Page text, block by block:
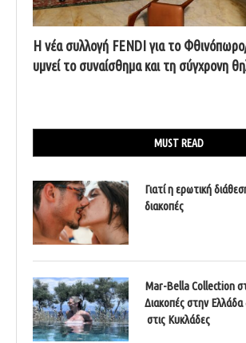
Η νέα συλλογή FENDI για το
υμνεί το συναίσθημα και τη σύγχρονη
MUST READ
Γιατί η ερωτική
διακοπές
Mar-Bella Collection
Διακοπές στην Ελλάδα
στις Κυκλάδες